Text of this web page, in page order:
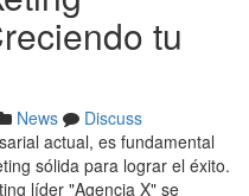
tu
News
Discuss
actual, es fundamental
sólida para lograr el éxito.
líder "Agencia X" se